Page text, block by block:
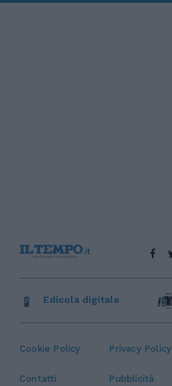
Cookie Policy Privacy Policy
Contatti Pubblicità
Edicola digitale